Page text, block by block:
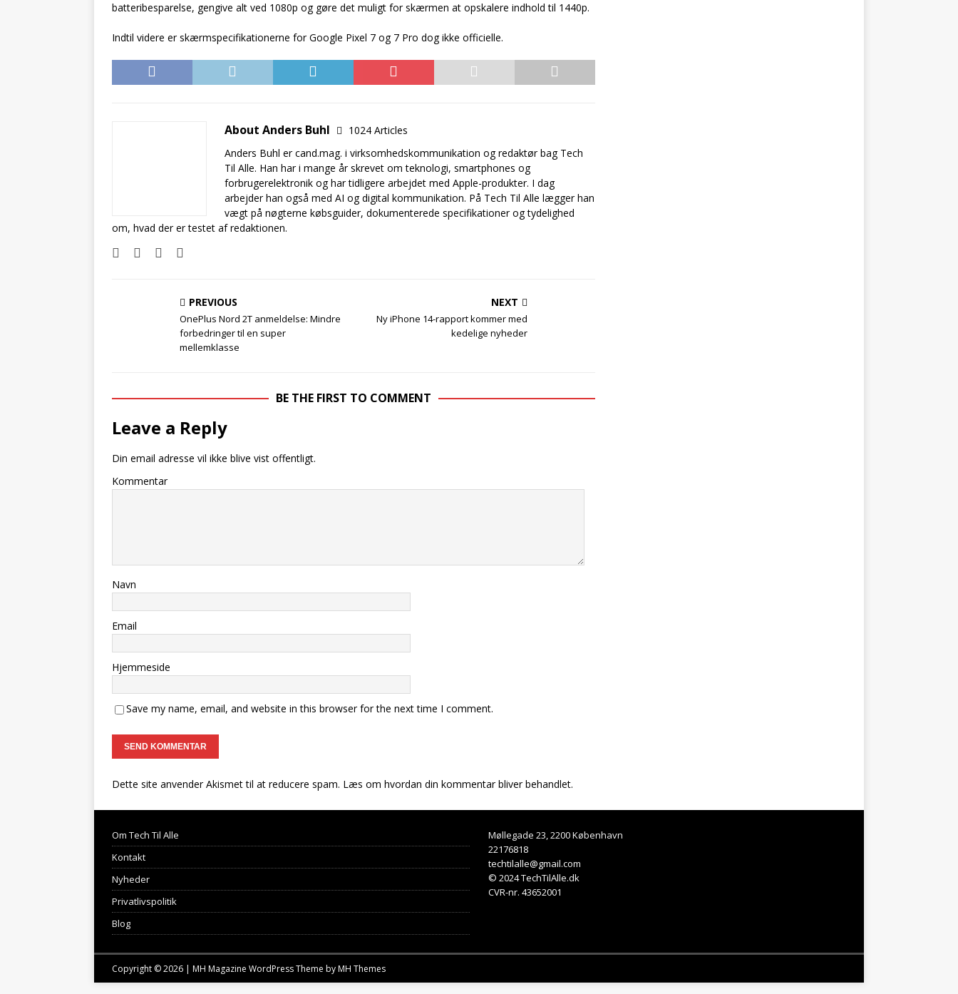
batteribesparelse, gengive alt ved 1080p og gøre det muligt for skærmen at opskalere indhold til 1440p.
Indtil videre er skærmspecifikationerne for Google Pixel 7 og 7 Pro dog ikke officielle.
About Anders Buhl
1024 Articles
Anders Buhl er cand.mag. i virksomhedskommunikation og redaktør bag Tech
Til Alle. Han har i mange år skrevet om teknologi, smartphones og
forbrugerelektronik og har tidligere arbejdet med Apple-produkter. I dag
arbejder han også med AI og digital kommunikation. På Tech Til Alle lægger han
vægt på nøgterne købsguider, dokumenterede specifikationer og tydelighed
om, hvad der er testet af redaktionen.
PREVIOUS
OnePlus Nord 2T anmeldelse: Mindre
forbedringer til en super
mellemklasse
NEXT
Ny iPhone 14-rapport kommer med
kedelige nyheder
BE THE FIRST TO COMMENT
Leave a Reply
Din email adresse vil ikke blive vist offentligt.
Kommentar
Navn
Email
Hjemmeside
Save my name, email, and website in this browser for the next time I comment.
Dette site anvender Akismet til at reducere spam. Læs om hvordan din kommentar bliver behandlet.
Om Tech Til Alle
Kontakt
Nyheder
Privatlivspolitik
Blog
Møllegade 23, 2200 København
22176818
techtilalle@gmail.com
© 2024 TechTilAlle.dk
CVR-nr. 43652001
Copyright © 2026 | MH Magazine WordPress Theme byMH Themes